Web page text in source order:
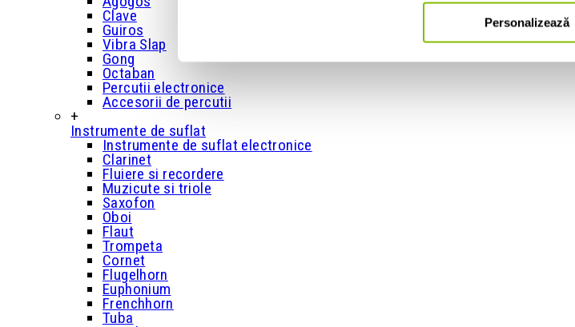
Personalizează
Clave
Guiros
Vibra Slap
Gong
Octaban
Percutii electronice
Accesorii de percutii
+
Instrumente de suflat
Instrumente de suflat electronice
Clarinet
Fluiere si recordere
Muzicute si triole
Saxofon
Oboi
Flaut
Trompeta
Cornet
Flugelhorn
Euphonium
Frenchhorn
Tuba